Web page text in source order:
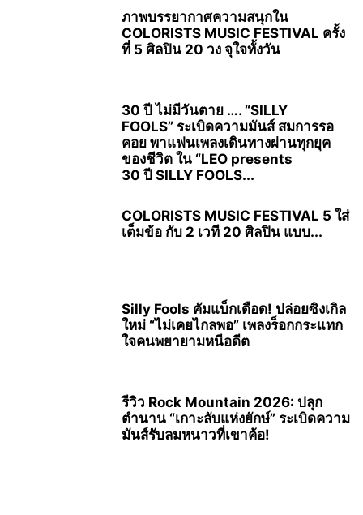
ภาพบรรยากาศความสนุกใน
COLORISTS MUSIC FESTIVAL ครั้ง
ที่ 5 ศิลปิน 20 วง จุใจทั้งวัน
30 ปี ไม่มีวันตาย …. “SILLY
FOOLS” ระเบิดความมันส์ สมการรอ
คอย พาแฟนเพลงเดินทางผ่านทุกยุค
ของชีวิต ใน “LEO presents
30 ปี SILLY FOOLS...
COLORISTS MUSIC FESTIVAL 5 ใส่
เต็มข้อ กับ 2 เวที 20 ศิลปิน แบบ...
Silly Fools คัมแบ็กเดือด! ปล่อยซิงเกิล
ใหม่ “ไม่เคยไกลพอ” เพลงร็อกกระแทก
ใจคนพยายามหนีอดีต
รีวิว Rock Mountain 2026: ปลุก
ตำนาน “เกาะลับแห่งยักษ์” ระเบิดความ
มันส์รับลมหนาวที่เขาค้อ!